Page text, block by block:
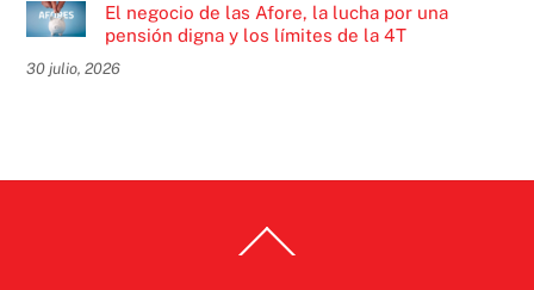
El negocio de las Afore, la lucha por una
pensión digna y los límites de la 4T
30 julio, 2026
To